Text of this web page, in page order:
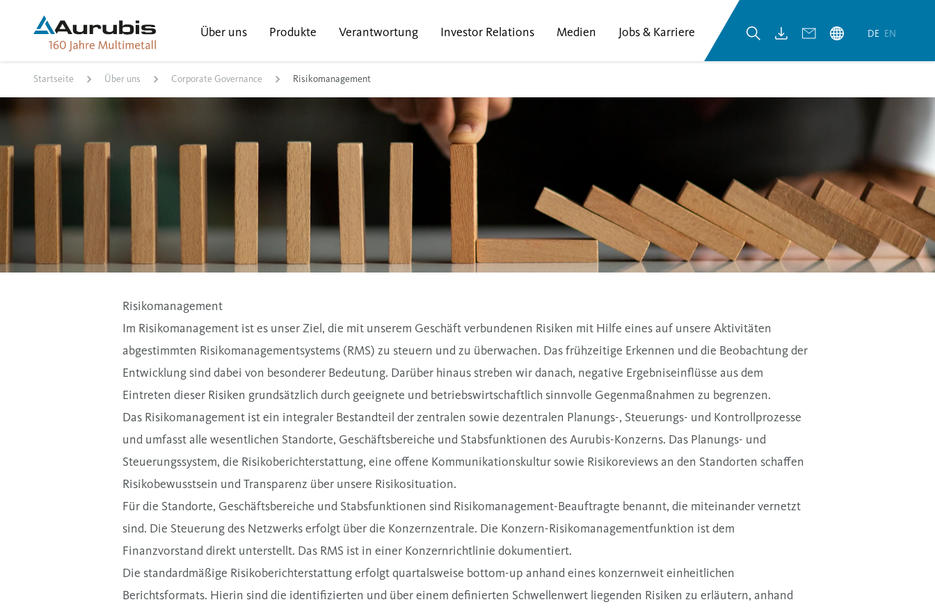
Über uns Produkte Verantwortung Investor Relations Medien Jobs & Karriere DE EN
Startseite Über uns Corporate Governance Risikomanagement
Risikomanagement
Im Risikomanagement ist es unser Ziel, die mit unserem Geschäft verbundenen Risiken mit Hilfe eines auf unsere Aktivitäten
abgestimmten Risikomanagementsystems (RMS) zu steuern und zu überwachen. Das frühzeitige Erkennen und die Beobachtung der
Entwicklung sind dabei von besonderer Bedeutung. Darüber hinaus streben wir danach, negative Ergebniseinflüsse aus dem
Eintreten dieser Risiken grundsätzlich durch geeignete und betriebswirtschaftlich sinnvolle Gegenmaßnahmen zu begrenzen.
Das Risikomanagement ist ein integraler Bestandteil der zentralen sowie dezentralen Planungs-, Steuerungs- und Kontrollprozesse
und umfasst alle wesentlichen Standorte, Geschäftsbereiche und Stabsfunktionen des Aurubis-Konzerns. Das Planungs- und
Steuerungssystem, die Risikoberichterstattung, eine offene Kommunikationskultur sowie Risikoreviews an den Standorten schaffen
Risikobewusstsein und Transparenz über unsere Risikosituation.
Für die Standorte, Geschäftsbereiche und Stabsfunktionen sind Risikomanagement-Beauftragte benannt, die miteinander vernetzt
sind. Die Steuerung des Netzwerks erfolgt über die Konzernzentrale. Die Konzern-Risikomanagementfunktion ist dem
Finanzvorstand direkt unterstellt. Das RMS ist in einer Konzernrichtlinie dokumentiert.
Die standardmäßige Risikoberichterstattung erfolgt quartalsweise bottom-up anhand eines konzernweit einheitlichen
Berichtsformats. Hierin sind die identifizierten und über einem definierten Schwellenwert liegenden Risiken zu erläutern, anhand